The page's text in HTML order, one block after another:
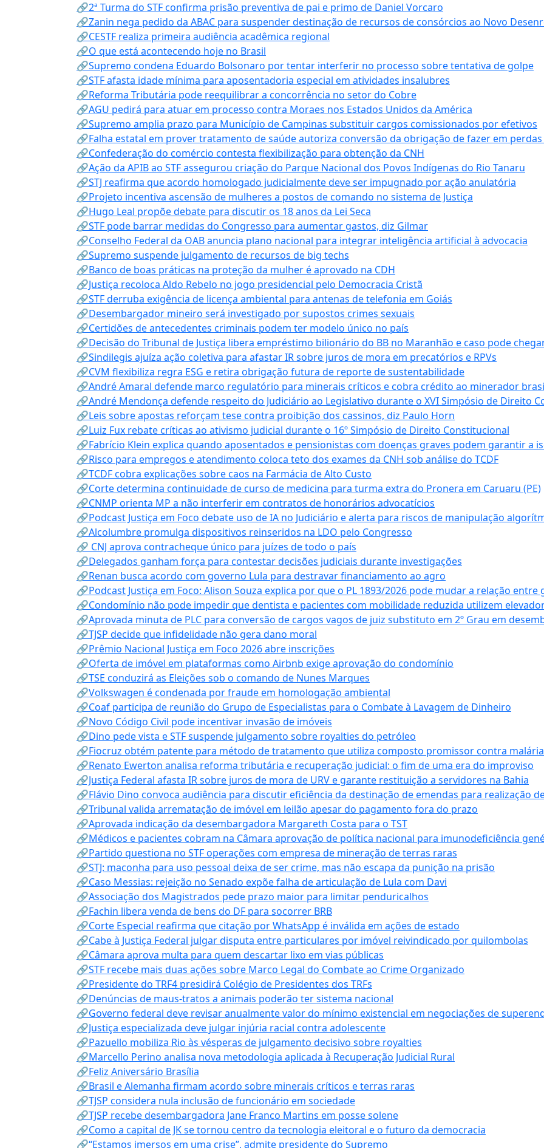
🔗2ª Turma do STF confirma prisão preventiva de pai e primo de Daniel Vorcaro
🔗Zanin nega pedido da ABAC para suspender destinação de recursos de consórcios ao Novo
🔗CESTF realiza primeira audiência acadêmica regional
🔗O que está acontecendo hoje no Brasil
🔗Supremo condena Eduardo Bolsonaro por tentar interferir no processo sobre tentativa de golpe
🔗STF afasta idade mínima para aposentadoria especial em atividades insalubres
🔗Reforma Tributária pode reequilibrar a concorrência no setor do Cobre
🔗AGU pedirá para atuar em processo contra Moraes nos Estados Unidos da América
🔗Supremo amplia prazo para Município de Campinas substituir cargos comissionados por efetivos
🔗Falha estatal em prover tratamento de saúde autoriza conversão da obrigação de fazer em perdas
🔗Confederação do comércio contesta flexibilização para obtenção da CNH
🔗Ação da APIB ao STF assegurou criação do Parque Nacional dos Povos Indígenas do Rio Tanaru
🔗STJ reafirma que acordo homologado judicialmente deve ser impugnado por ação anulatória
🔗Projeto incentiva ascensão de mulheres a postos de comando no sistema de Justiça
🔗Hugo Leal propõe debate para discutir os 18 anos da Lei Seca
🔗STF pode barrar medidas do Congresso para aumentar gastos, diz Gilmar
🔗Conselho Federal da OAB anuncia plano nacional para integrar inteligência artificial à advocacia
🔗Supremo suspende julgamento de recursos de big techs
🔗Banco de boas práticas na proteção da mulher é aprovado na CDH
🔗Justiça recoloca Aldo Rebelo no jogo presidencial pelo Democracia Cristã
🔗STF derruba exigência de licença ambiental para antenas de telefonia em Goiás
🔗Desembargador mineiro será investigado por supostos crimes sexuais
🔗Certidões de antecedentes criminais podem ter modelo único no país
🔗Decisão do Tribunal de Justiça libera empréstimo bilionário do BB no Maranhão e caso pode chegar
🔗Sindilegis ajuíza ação coletiva para afastar IR sobre juros de mora em precatórios e RPVs
🔗CVM flexibiliza regra ESG e retira obrigação futura de reporte de sustentabilidade
🔗André Amaral defende marco regulatório para minerais críticos e cobra crédito ao minerador
🔗André Mendonça defende respeito do Judiciário ao Legislativo durante o XVI Simpósio de Direito
🔗Leis sobre apostas reforçam tese contra proibição dos cassinos, diz Paulo Horn
🔗Luiz Fux rebate críticas ao ativismo judicial durante o 16º Simpósio de Direito Constitucional
🔗Fabrício Klein explica quando aposentados e pensionistas com doenças graves podem garantir a
🔗Risco para empregos e atendimento coloca teto dos exames da CNH sob análise do TCDF
🔗TCDF cobra explicações sobre caos na Farmácia de Alto Custo
🔗Corte determina continuidade de curso de medicina para turma extra do Pronera em Caruaru (PE)
🔗CNMP orienta MP a não interferir em contratos de honorários advocatícios
🔗Podcast Justiça em Foco debate uso de IA no Judiciário e alerta para riscos de manipulação
🔗Alcolumbre promulga dispositivos reinseridos na LDO pelo Congresso
🔗 CNJ aprova contracheque único para juízes de todo o país
🔗Delegados ganham força para contestar decisões judiciais durante investigações
🔗Renan busca acordo com governo Lula para destravar financiamento ao agro
🔗Podcast Justiça em Foco: Alison Souza explica por que o PL 1893/2026 pode mudar a relação
🔗Condomínio não pode impedir que dentista e pacientes com mobilidade reduzida utilizem
🔗Aprovada minuta de PLC para conversão de cargos vagos de juiz substituto em 2º Grau em
🔗TJSP decide que infidelidade não gera dano moral
🔗Prêmio Nacional Justiça em Foco 2026 abre inscrições
🔗Oferta de imóvel em plataformas como Airbnb exige aprovação do condomínio
🔗TSE conduzirá as Eleições sob o comando de Nunes Marques
🔗Volkswagen é condenada por fraude em homologação ambiental
🔗Coaf participa de reunião do Grupo de Especialistas para o Combate à Lavagem de Dinheiro
🔗Novo Código Civil pode incentivar invasão de imóveis
🔗Dino pede vista e STF suspende julgamento sobre royalties do petróleo
🔗Fiocruz obtém patente para método de tratamento que utiliza composto promissor contra
🔗Renato Ewerton analisa reforma tributária e recuperação judicial: o fim de uma era do improviso
🔗Justiça Federal afasta IR sobre juros de mora de URV e garante restituição a servidores na Bahia
🔗Flávio Dino convoca audiência para discutir eficiência da destinação de emendas para realização
🔗Tribunal valida arrematação de imóvel em leilão apesar do pagamento fora do prazo
🔗Aprovada indicação da desembargadora Margareth Costa para o TST
🔗Médicos e pacientes cobram na Câmara aprovação de política nacional para imunodeficiência
🔗Partido questiona no STF operações com empresa de mineração de terras raras
🔗STJ: maconha para uso pessoal deixa de ser crime, mas não escapa da punição na prisão
🔗Caso Messias: rejeição no Senado expõe falha de articulação de Lula com Davi
🔗Associação dos Magistrados pede prazo maior para limitar penduricalhos
🔗Fachin libera venda de bens do DF para socorrer BRB
🔗Corte Especial reafirma que citação por WhatsApp é inválida em ações de estado
🔗Cabe à Justiça Federal julgar disputa entre particulares por imóvel reivindicado por quilombolas
🔗Câmara aprova multa para quem descartar lixo em vias públicas
🔗STF recebe mais duas ações sobre Marco Legal do Combate ao Crime Organizado
🔗Presidente do TRF4 presidirá Colégio de Presidentes dos TRFs
🔗Denúncias de maus-tratos a animais poderão ter sistema nacional
🔗Governo federal deve revisar anualmente valor do mínimo existencial em negociações de
🔗Justiça especializada deve julgar injúria racial contra adolescente
🔗Pazuello mobiliza Rio às vésperas de julgamento decisivo sobre royalties
🔗Marcello Perino analisa nova metodologia aplicada à Recuperação Judicial Rural
🔗Feliz Aniversário Brasília
🔗Brasil e Alemanha firmam acordo sobre minerais críticos e terras raras
🔗TJSP considera nula inclusão de funcionário em sociedade
🔗TJSP recebe desembargadora Jane Franco Martins em posse solene
🔗Como a capital de JK se tornou centro da tecnologia eleitoral e o futuro da democracia
🔗“Estamos imersos em uma crise”, admite presidente do Supremo